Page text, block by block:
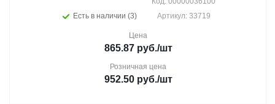
Есть в наличии (3)
Артикул: 33719
Цена
865.87руб./шт
Розничная цена
952.50руб./шт